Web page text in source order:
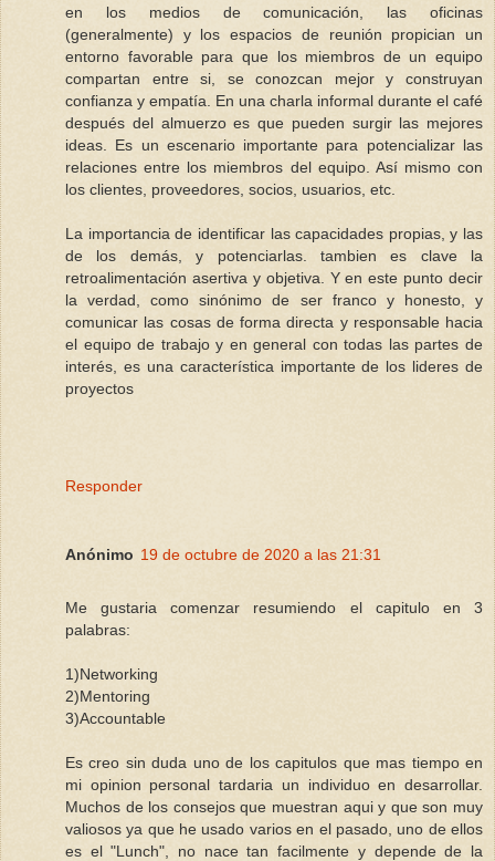
en los medios de comunicación, las oficinas
(generalmente) y los espacios de reunión propician un
entorno favorable para que los miembros de un equipo
compartan entre si, se conozcan mejor y construyan
confianza y empatía. En una charla informal durante el café
después del almuerzo es que pueden surgir las mejores
ideas. Es un escenario importante para potencializar las
relaciones entre los miembros del equipo. Así mismo con
los clientes, proveedores, socios, usuarios, etc.
La importancia de identificar las capacidades propias, y las
de los demás, y potenciarlas. tambien es clave la
retroalimentación asertiva y objetiva. Y en este punto decir
la verdad, como sinónimo de ser franco y honesto, y
comunicar las cosas de forma directa y responsable hacia
el equipo de trabajo y en general con todas las partes de
interés, es una característica importante de los lideres de
proyectos
Responder
Anónimo 19 de octubre de 2020 a las 21:31
Me gustaria comenzar resumiendo el capitulo en 3
palabras:
1)Networking
2)Mentoring
3)Accountable
Es creo sin duda uno de los capitulos que mas tiempo en
mi opinion personal tardaria un individuo en desarrollar.
Muchos de los consejos que muestran aqui y que son muy
valiosos ya que he usado varios en el pasado, uno de ellos
es el "Lunch", no nace tan facilmente y depende de la